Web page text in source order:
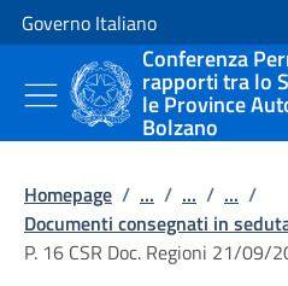
Vai al contenuto
Vai alla navigazione del sito
Governo Italiano
Conferenza
rapporti tra lo
le Province
Bolzano
Homepage / ... / ... / ... /
Documenti consegnati in
P. 16 CSR Doc. Regioni 21/09/